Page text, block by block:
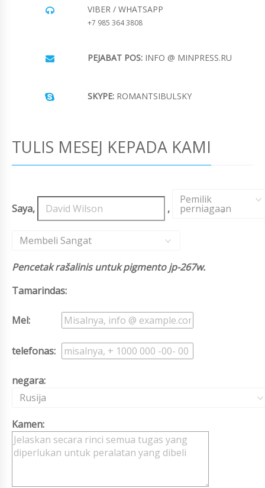
VIBER / WHATSAPP
+7 985 364 3808
PEJABAT POS: INFO @ MINPRESS.RU
SKYPE: ROMANTSIBULSKY
TULIS MESEJ KEPADA KAMI
Saya, ,
Pemilik
perniagaan
,
Membeli Sangat
Pencetak rašalinis untuk pigmento jp-267w.
Tamarindas:
Mel:
telefonas:
negara:
Rusija
Kamen: